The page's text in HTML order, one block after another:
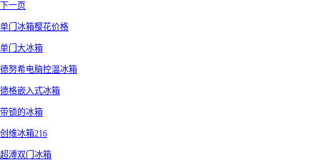
下一页
单门冰箱樱花价格
单门大冰箱
德努希电脑控温冰箱
德格嵌入式冰箱
带锁的冰箱
创维冰箱216
超溥双门冰箱